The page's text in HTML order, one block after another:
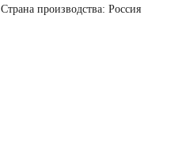
Страна производства: Россия